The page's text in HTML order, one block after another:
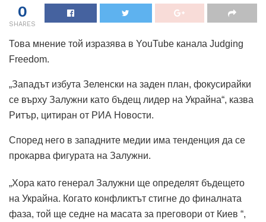
0
SHARES
Това мнение той изразява в YouTube канала Judging
Freedom.
„Западът избута Зеленски на заден план, фокусирайки
се върху Залужни като бъдещ лидер на Украйна“, казва
Ритър, цитиран от РИА Новости.
Според него в западните медии има тенденция да се
прокарва фигурата на Залужни.
„Хора като генерал Залужни ще определят бъдещето
на Украйна. Когато конфликтът стигне до финалната
фаза, той ще седне на масата за преговори от Киев “,